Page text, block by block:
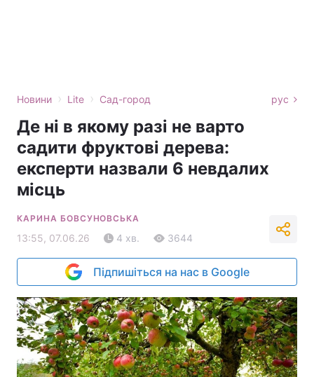
Новини › Lite › Сад-город рус
Де ні в якому разі не варто
садити фруктові дерева:
експерти назвали 6 невдалих
місць
КАРИНА БОВСУНОВСЬКА
13:55, 07.06.26 4 хв. 3644
Підпишіться на нас в Google